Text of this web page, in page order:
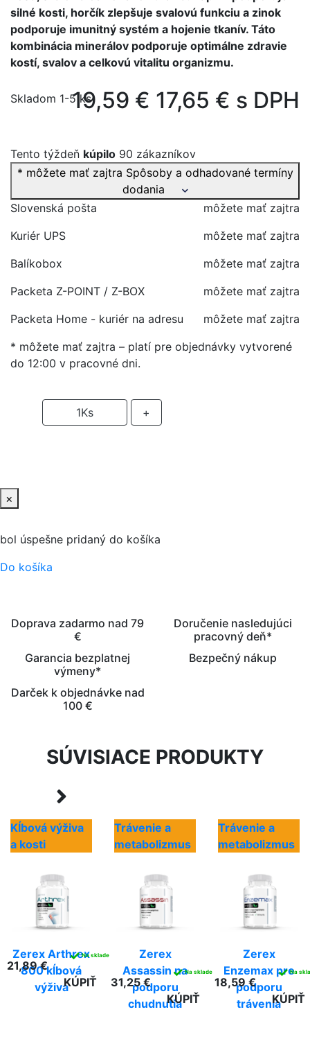
silné kosti, horčík zlepšuje svalovú funkciu a zinok
podporuje imunitný systém a hojenie tkanív. Táto
kombinácia minerálov podporuje optimálne zdravie
kostí, svalov a celkovú vitalitu organizmu.
Skladom 1-5 ks19,59 € 17,65 € s DPH
Tento týždeň kúpilo 90 zákazníkov
* môžete mať zajtra Spôsoby a odhadované termíny
dodania
Slovenská pošta
môžete mať zajtra
Kuriér UPS
môžete mať zajtra
Balíkobox
môžete mať zajtra
Packeta Z-POINT / Z-BOX
môžete mať zajtra
Packeta Home - kuriér na adresu
môžete mať zajtra
* môžete mať zajtra – platí pre objednávky vytvorené
do 12:00 v pracovné dni.
1Ks +
×
bol úspešne pridaný do košíka
Do košíka
Doprava zadarmo nad 79
€
Doručenie nasledujúci
pracovný deň*
Garancia bezplatnej
výmeny*
Bezpečný nákup
Darček k objednávke nad
100 €
SÚVISIACE PRODUKTY
Kĺbová výživa
a kosti
Zerex Arthrex
800 kĺbová
výživa
21,89 €
✓ Na sklade
KÚPIŤ
Trávenie a
metabolizmus
Zerex
Assassin na
podporu
chudnutia
31,25 €
✓ Na sklade
KÚPIŤ
Trávenie a
metabolizmus
Zerex
Enzemax pre
podporu
trávenia
18,59 €
✓ Na
KÚPIŤ